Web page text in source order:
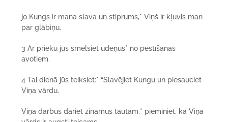
jo Kungs ir mana slava un stiprums,* Viņš ir kļuvis man
par glābiņu.
3 Ar prieku jūs smelsiet ūdeņus* no pestīšanas
avotiem.
4 Tai dienā jūs teiksiet:* “Slavējiet Kungu un piesauciet
Viņa vārdu.
Viņa darbus dariet zināmus tautām,* pieminiet, ka Viņa